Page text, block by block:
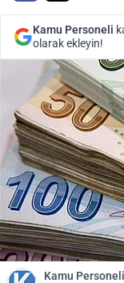
Kamu Personeli
olarak ekleyin!
Kamu Personeli